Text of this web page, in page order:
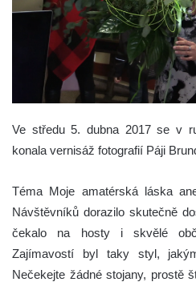
Ve středu 5. dubna 2017 se v
konala vernisáž fotografií Páji
Téma Moje amatérská láska
Návštěvníků dorazilo skutečně
čekalo na hosty i skvělé
Zajímavostí byl taky styl,
Nečekejte žádné stojany, prostě